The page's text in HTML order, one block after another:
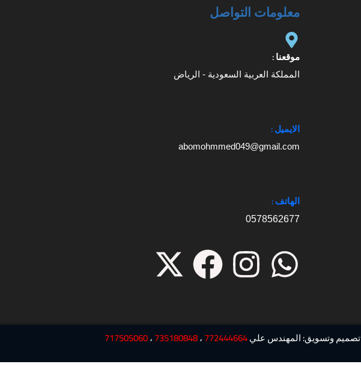
معلومات التواصل
موقعنا :
المملكة العربية السعودية - الرياض
الايميل :
abomohmmed049@gmail.com
الهاتف :
0578562677
W
h
a
t
I
n
s
t
F
a
c
e
X
-
t
w تصميم وتسويق: المهندس علي772444664،735180848،717505060